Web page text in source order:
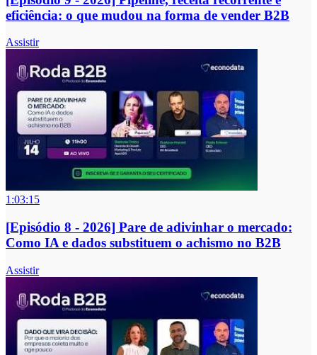
eficiência: o que mudou na forma de vender B2B
Assistir
1:03:15
[Episódio 8 - 2026] Pare de adivinhar o mercado:
Como IA e dados substituem o achismo no B2B
Assistir